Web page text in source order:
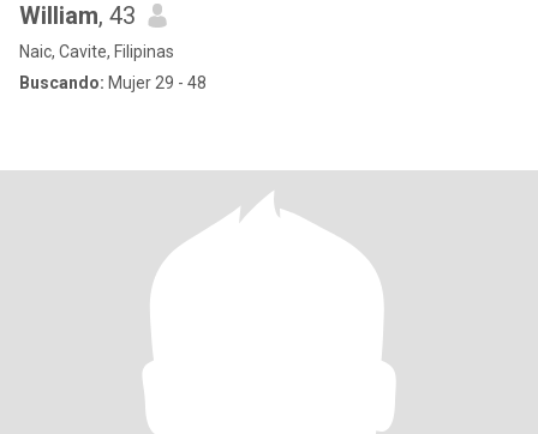
William, 43
Naic, Cavite, Filipinas
Buscando: Mujer 29 - 48